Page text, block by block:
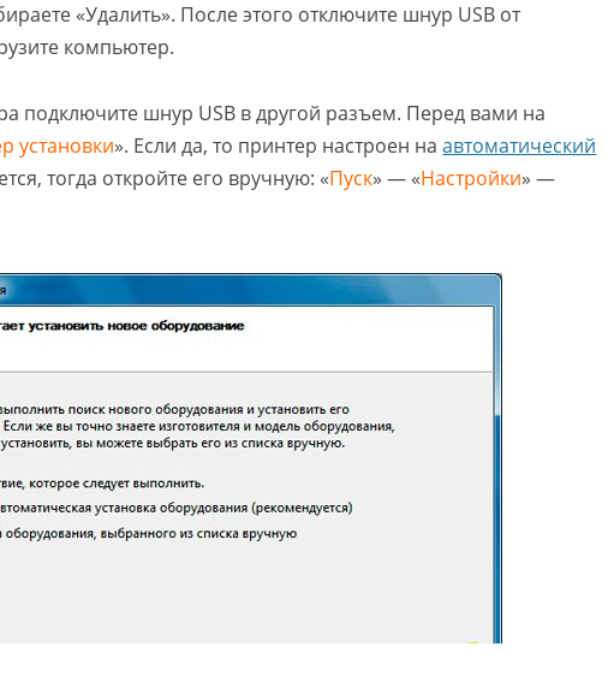
«Удалить». После этого отключите шнур USB от
компьютер.
подключите шнур USB в другой разъем. Перед вами на
установки». Если да, то принтер настроен наавтоматический
тогда откройте его вручную: «Пуск» — «Настройки» —